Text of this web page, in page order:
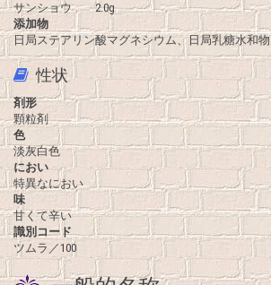
サンショウ 2.0g
添加物
日局ステアリン酸マグネシウム、日局乳糖水和物
性状
剤形
顆粒剤
色
淡灰白色
におい
特異なにおい
味
甘くて辛い
識別コード
ツムラ／100